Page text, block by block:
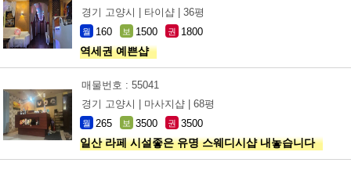
경기 고양시 |
타이샵 | 36평
월 160 보 1500 권 1800
역세권 예쁜샵
매물번호 : 55041
경기 고양시 |
마사지샵 | 68평
월 265 보 3500 권 3500
일산 라페 시설좋은 유명 스웨디시샵 내놓습니다